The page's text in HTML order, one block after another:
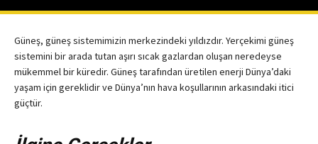
Güneş, güneş sistemimizin merkezindeki yıldızdır. Yerçekimi güneş
sistemini bir arada tutan aşırı sıcak gazlardan oluşan neredeyse
mükemmel bir küredir. Güneş tarafından üretilen enerji Dünya’daki
yaşam için gereklidir ve Dünya’nın hava koşullarının arkasındaki itici
güçtür.